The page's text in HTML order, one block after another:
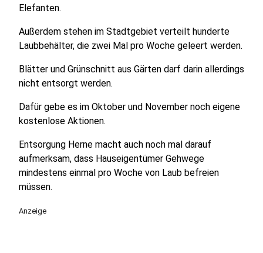
Elefanten.
Außerdem stehen im Stadtgebiet verteilt hunderte
Laubbehälter, die zwei Mal pro Woche geleert werden.
Blätter und Grünschnitt aus Gärten darf darin allerdings
nicht entsorgt werden.
Dafür gebe es im Oktober und November noch eigene
kostenlose Aktionen.
Entsorgung Herne macht auch noch mal darauf
aufmerksam, dass Hauseigentümer Gehwege
mindestens einmal pro Woche von Laub befreien
müssen.
Anzeige